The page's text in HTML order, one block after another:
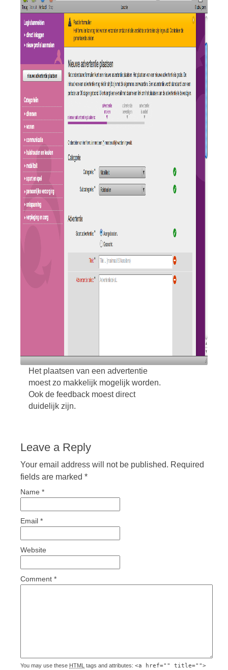
Het plaatsen van een advertentie
moest zo makkelijk mogelijk worden.
Ook de feedback moest direct
duidelijk zijn.
Leave a Reply
Your email address will not be published. Required
fields are marked *
Name *
Email *
Website
Comment *
You may use these HTML tags and attributes: <a href="" title="">